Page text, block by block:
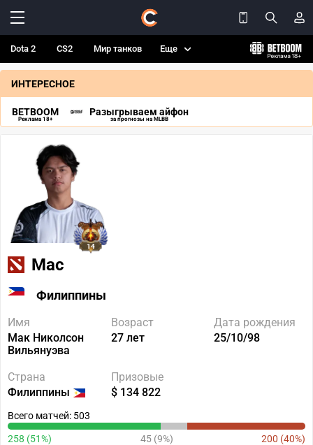
Dota 2 CS2 Мир танков Еще
ИНТЕРЕСНОЕ
BETBOOM
Реклама 18+
Разыгрываем айфон
за прогнозы на MLBB
14
Mac
Филиппины
Имя
Мак Николсон
Вильянуэва
Возраст
27 лет
Дата рождения
25/10/98
Страна
Филиппины
Призовые
$ 134 822
Всего матчей: 503
258 (51%) 45 (9%) 200 (40%)